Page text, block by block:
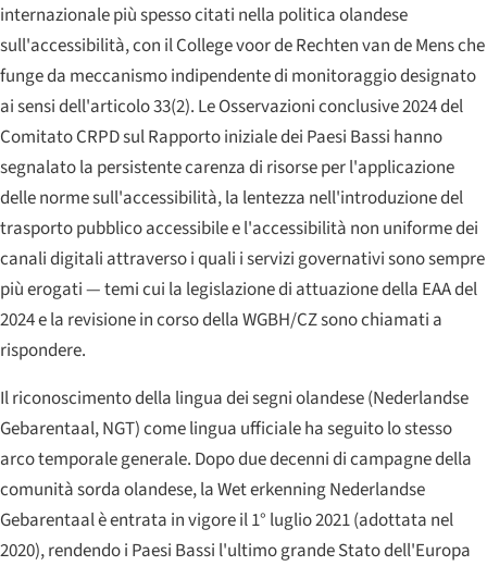
internazionale più spesso citati nella politica olandese
sull'accessibilità, con il College voor de Rechten van de Mens che
funge da meccanismo indipendente di monitoraggio designato
ai sensi dell'articolo 33(2). Le Osservazioni conclusive 2024 del
Comitato CRPD sul Rapporto iniziale dei Paesi Bassi hanno
segnalato la persistente carenza di risorse per l'applicazione
delle norme sull'accessibilità, la lentezza nell'introduzione del
trasporto pubblico accessibile e l'accessibilità non uniforme dei
canali digitali attraverso i quali i servizi governativi sono sempre
più erogati — temi cui la legislazione di attuazione della EAA del
2024 e la revisione in corso della WGBH/CZ sono chiamati a
rispondere.
Il riconoscimento della lingua dei segni olandese (Nederlandse
Gebarentaal, NGT) come lingua ufficiale ha seguito lo stesso
arco temporale generale. Dopo due decenni di campagne della
comunità sorda olandese, laWet erkenning Nederlandse
Gebarentaalè entrata in vigore il 1° luglio 2021 (adottata nel
2020), rendendo i Paesi Bassi l'ultimo grande Stato dell'Europa